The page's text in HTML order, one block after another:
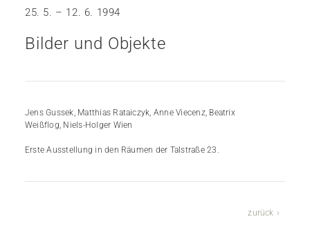
25. 5. – 12. 6. 1994
Bilder und Objekte
Jens Gussek, Matthias Rataiczyk, Anne Viecenz, Beatrix
Weißflog, Niels-Holger Wien
Erste Ausstellung in den Räumen der Talstraße 23.
zurück